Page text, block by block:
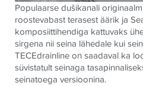
Populaarse dušikanali
roostevabast terasest äärik ja
komposiittihendiga kattuvaks
sirgena nii seina lähedale kui
TECEdrainline on saadaval ka
süvistatult seinaga
seinatoega versioonina.